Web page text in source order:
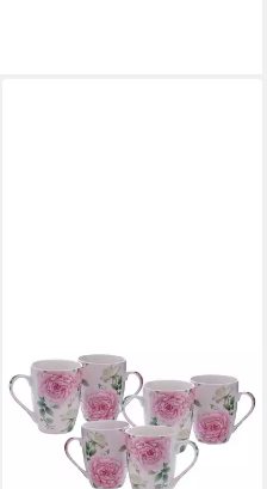
SPETEBO
Becher Kaffeebecher mit
Rosen Motiv - 6er Set, 6-tlg.,
Porzellan, Kaffee und Tee
Tassen für ca. 250 ml